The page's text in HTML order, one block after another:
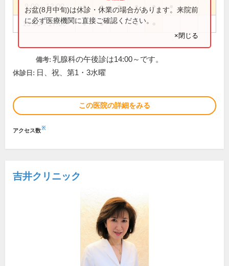
9:00～12:00 ● ● ● ● ●
15:00～17:00 ● ● ●
お盆(8月中旬)は休診・休業の場合があります。来院前
に必ず医療機関に直接ご確認ください。
×閉じる
備考: 乳腺科の午後診は14:00～です。
休診日: 日、祝、第1・3水曜
この医院の詳細をみる
アクセス数※
吉井クリニック